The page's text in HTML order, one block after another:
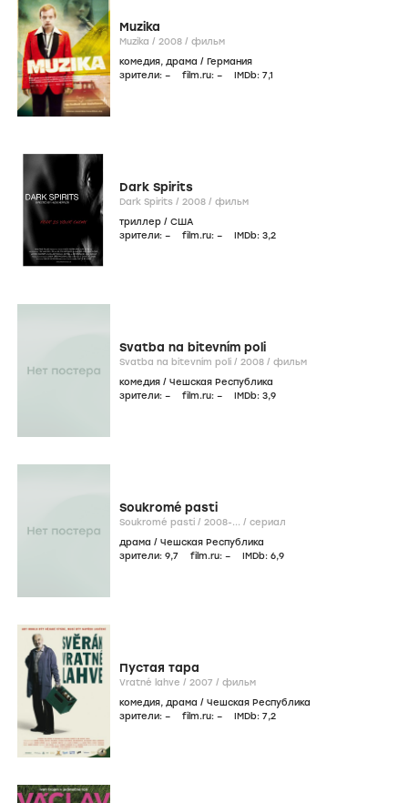
Muzika
Muzika / 2008 / фильм
комедия, драма / Германия
зрители: – film.ru: – IMDb: 7,1
Dark Spirits
Dark Spirits / 2008 / фильм
триллер / США
зрители: – film.ru: – IMDb: 3,2
Svatba na bitevním poli
Svatba na bitevním poli / 2008 / фильм
комедия / Чешская Республика
зрители: – film.ru: – IMDb: 3,9
Soukromé pasti
Soukromé pasti / 2008-... / сериал
драма / Чешская Республика
зрители: 9,7 film.ru: – IMDb: 6,9
Пустая тара
Vratné lahve / 2007 / фильм
комедия, драма / Чешская Республика
зрители: – film.ru: – IMDb: 7,2